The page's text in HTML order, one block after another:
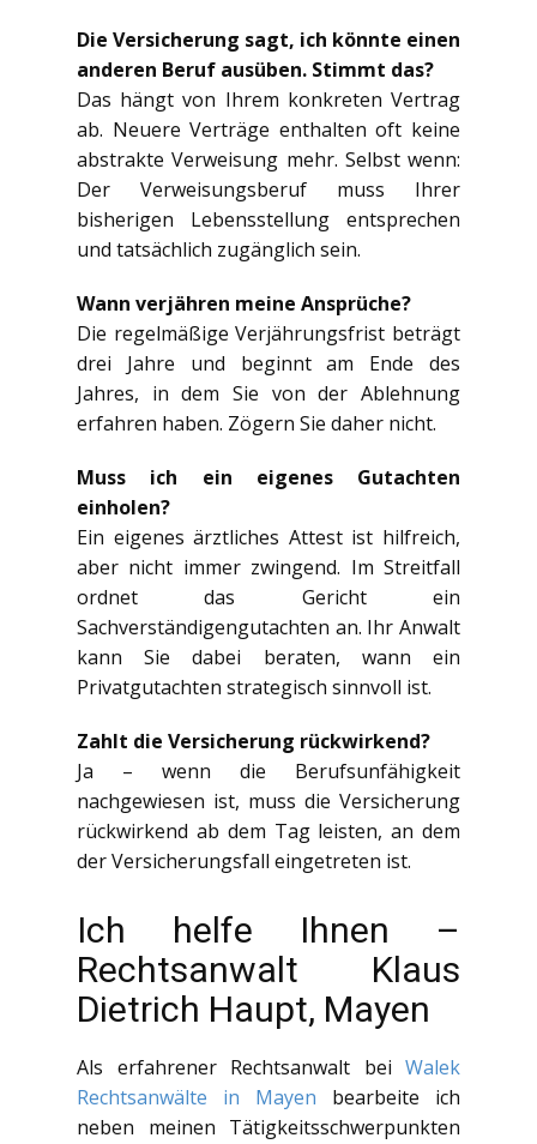
Die Versicherung sagt, ich könnte einen
anderen Beruf ausüben. Stimmt das?
Das hängt von Ihrem konkreten Vertrag
ab. Neuere Verträge enthalten oft keine
abstrakte Verweisung mehr. Selbst wenn:
Der Verweisungsberuf muss Ihrer
bisherigen Lebensstellung entsprechen
und tatsächlich zugänglich sein.
Wann verjähren meine Ansprüche?
Die regelmäßige Verjährungsfrist beträgt
drei Jahre und beginnt am Ende des
Jahres, in dem Sie von der Ablehnung
erfahren haben. Zögern Sie daher nicht.
Muss ich ein eigenes Gutachten
einholen?
Ein eigenes ärztliches Attest ist hilfreich,
aber nicht immer zwingend. Im Streitfall
ordnet das Gericht ein
Sachverständigengutachten an. Ihr Anwalt
kann Sie dabei beraten, wann ein
Privatgutachten strategisch sinnvoll ist.
Zahlt die Versicherung rückwirkend?
Ja – wenn die Berufsunfähigkeit
nachgewiesen ist, muss die Versicherung
rückwirkend ab dem Tag leisten, an dem
der Versicherungsfall eingetreten ist.
Ich helfe Ihnen –
Rechtsanwalt Klaus
Dietrich Haupt, Mayen
Als erfahrener Rechtsanwalt bei Walek
Rechtsanwälte in Mayen bearbeite ich
neben meinen Tätigkeitsschwerpunkten